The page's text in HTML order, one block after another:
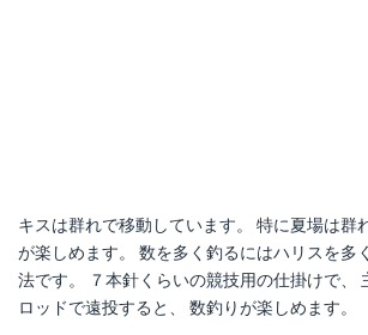
キスは群れで移動しています。 特に夏場は群
が楽しめます。 数を多く釣るにはハリスを多
法です。 ７本針くらいの競技用の仕掛けで、
ロッドで遠投すると、 数釣りが楽しめます。